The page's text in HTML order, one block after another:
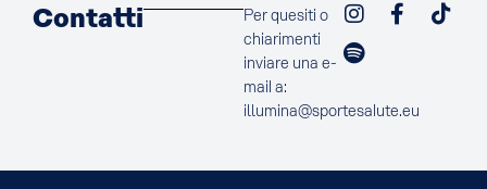
Contatti
Per quesiti o
chiarimenti
inviare una e-
mail a:
illumina@sportesalute.eu